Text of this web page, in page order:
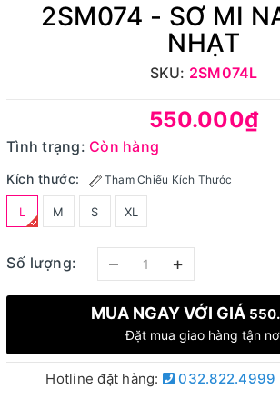
2SM074 - SƠ MI
NHẠT
SKU: 2SM074L
550.000₫
Tình trạng: Còn hàng
Kích thước: Tham Chiếu Kích Thước
L M S XL
Số lượng: – +
MUA NGAY VỚI GIÁ
Đặt mua giao hàng tận
Hotline đặt hàng: 032.822.4999